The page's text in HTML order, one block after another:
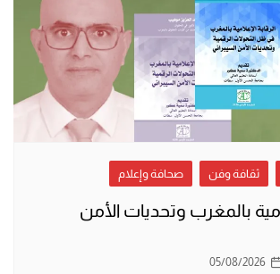
ثقافة وفن صحافة وإعلام
بالمغرب وتحديات الأمن
05/08/2026